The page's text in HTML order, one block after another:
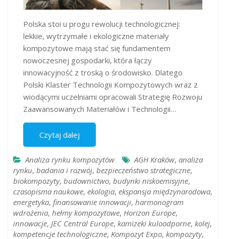
Polska stoi u progu rewolucji technologicznej:
lekkie, wytrzymałe i ekologiczne materiały
kompozytowe mają stać się fundamentem
nowoczesnej gospodarki, która łączy
innowacyjność z troską o środowisko. Dlatego
Polski Klaster Technologii Kompozytowych wraz z
wiodącymi uczelniami opracowali Strategię Rozwoju
Zaawansowanych Materiałów i Technologii…
Czytaj dalej
Analiza rynku kompozytów AGH Kraków, analiza
rynku, badania i rozwój, bezpieczeństwo strategiczne,
biokompozyty, budownictwo, budynki niskoemisyjne,
czasopisma naukowe, ekologia, ekspansja międzynarodowa,
energetyka, finansowanie innowacji, harmonogram
wdrożenia, hełmy kompozytowe, Horizon Europe,
innowacje, JEC Central Europe, kamizeki kuloodporne, kolej,
kompetencje technologiczne, Kompozyt Expo, kompozyty,